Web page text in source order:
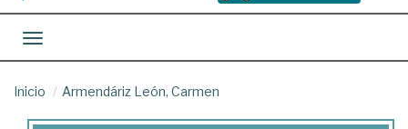
Toggle navigation
Inicio Armendáriz León, Carmen